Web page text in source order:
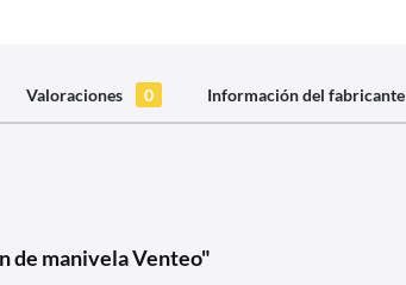
Valoraciones 0 Información del fabricante
de manivela Venteo"